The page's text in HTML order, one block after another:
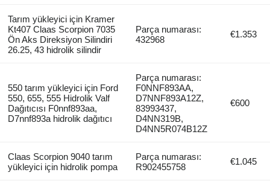
Tarım yükleyici için Kramer
Kt407 Claas Scorpion 7035
Ön Aks Direksiyon Silindiri
26.25, 43 hidrolik silindir
Parça numarası:
432968
€1.353
550 tarım yükleyici için Ford
550, 655, 555 Hidrolik Valf
Dağıtıcısı F0nnf893aa,
D7nnf893a hidrolik dağıtıcı
Parça numarası:
F0NNF893AA,
D7NNF893A12Z,
83993437,
D4NN319B,
D4NN5R074B12Z
€600
Claas Scorpion 9040 tarım
yükleyici için hidrolik pompa
Parça numarası:
R902455758
€1.045